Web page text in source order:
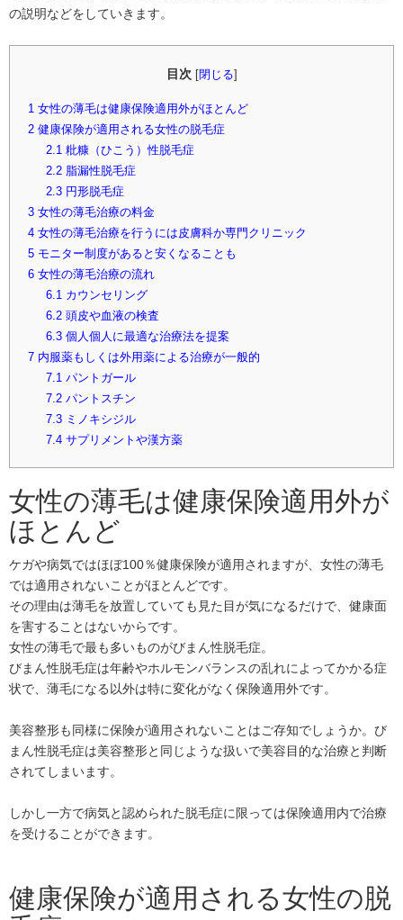
の説明などをしていきます。
目次 閉じる
1 女性の薄毛は健康保険適用外がほとんど
2 健康保険が適用される女性の脱毛症
2.1 粃糠（ひこう）性脱毛症
2.2脂漏性脱毛症
2.3円形脱毛症
3 女性の薄毛治療の料金
4 女性の薄毛治療を行うには皮膚科か専門クリニック
5 モニター制度があると安くなることも
6 女性の薄毛治療の流れ
6.1 カウンセリング
6.2頭皮や血液の検査
6.3個人個人に最適な治療法を提案
7 内服薬もしくは外用薬による治療が一般的
7.1 パントガール
7.2パントスチン
7.3ミノキシジル
7.4サプリメントや漢方薬
女性の薄毛は健康保険適用外が
ほとんど
ケガや病気ではほぼ100％健康保険が適用されますが、女性の薄毛
では適用されないことがほとんどです。
その理由は薄毛を放置していても見た目が気になるだけで、健康面
を害することはないからです。
女性の薄毛で最も多いものがびまん性脱毛症。
びまん性脱毛症は年齢やホルモンバランスの乱れによってかかる症
状で、薄毛になる以外は特に変化がなく保険適用外です。
美容整形も同様に保険が適用されないことはご存知でしょうか。び
まん性脱毛症は美容整形と同じような扱いで美容目的な治療と判断
されてしまいます。
しかし一方で病気と認められた脱毛症に限っては保険適用内で治療
を受けることができます。
健康保険が適用される女性の脱